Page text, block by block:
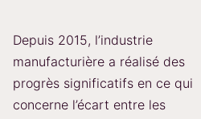
Depuis 2015, l’industrie
manufacturière a réalisé des
progrès significatifs en ce qui
concerne l’écart entre les